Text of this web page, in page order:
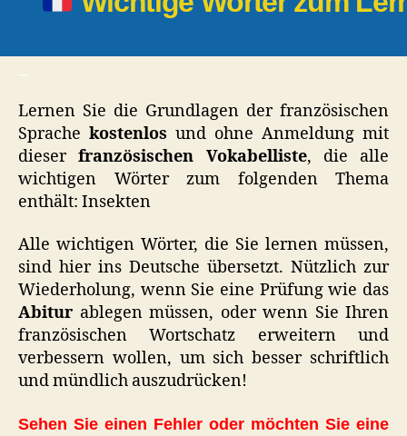
Lernen Sie die Grundlagen der französischen
Sprache kostenlos und ohne Anmeldung mit
dieserfranzösischen Vokabelliste, die alle
wichtigen Wörter zum folgenden Thema
enthält: Insekten
Alle wichtigen Wörter, die Sie lernen müssen,
sind hier ins Deutsche übersetzt. Nützlich zur
Wiederholung, wenn Sie eine Prüfung wie das
Abitur ablegen müssen, oder wenn Sie Ihren
französischen Wortschatz erweitern und
verbessern wollen, um sich besser schriftlich
und mündlich auszudrücken!
Sehen Sie einen Fehler oder möchten Sie eine